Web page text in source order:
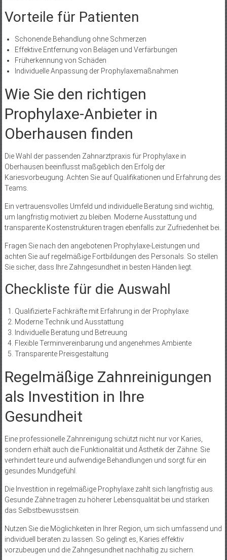
Vorteile für Patienten
Schonende Behandlung ohne Schmerzen
Effektive Entfernung von Belägen und Verfärbungen
Früherkennung von Schäden
Individuelle Anpassung der Prophylaxemaßnahmen
Wie Sie den richtigen
Prophylaxe-Anbieter in
Oberhausen finden
Die Wahl der passenden Zahnarztpraxis für Prophylaxe in
Oberhausen beeinflusst maßgeblich den Erfolg der
Kariesvorbeugung. Achten Sie auf Qualifikationen und Erfahrung des
Teams.
Ein vertrauensvolles Umfeld und individuelle Beratung sind wichtig,
um langfristig motiviert zu bleiben. Moderne Ausstattung und
transparente Kostenstrukturen tragen ebenfalls zur Zufriedenheit bei.
Fragen Sie nach den angebotenen Prophylaxe-Leistungen und
achten Sie auf regelmäßige Fortbildungen des Personals. So stellen
Sie sicher, dass Ihre Zahngesundheit in besten Händen liegt.
Checkliste für die Auswahl
Qualifizierte Fachkräfte mit Erfahrung in der Prophylaxe
Moderne Technik und Ausstattung
Individuelle Beratung und Betreuung
Flexible Terminvereinbarung und angenehmes Ambiente
Transparente Preisgestaltung
Regelmäßige Zahnreinigungen
als Investition in Ihre
Gesundheit
Eine professionelle Zahnreinigung schützt nicht nur vor Karies,
sondern erhält auch die Funktionalität und Ästhetik der Zähne. Sie
verhindert teure und aufwendige Behandlungen und sorgt für ein
gesundes Mundgefühl.
Die Investition in regelmäßige Prophylaxe zahlt sich langfristig aus.
Gesunde Zähne tragen zu höherer Lebensqualität bei und stärken
das Selbstbewusstsein.
Nutzen Sie die Möglichkeiten in Ihrer Region, um sich umfassend und
individuell beraten zu lassen. So gelingt es, Karies effektiv
vorzubeugen und die Zahngesundheit nachhaltig zu sichern.